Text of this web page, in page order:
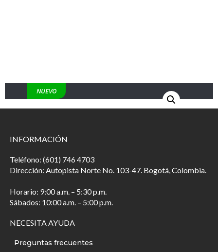
NUEVO
INFORMACIÓN
Teléfono: (601) 746 4703
Dirección: Autopista Norte No. 103-47. Bogotá, Colombia.
Horario: 9:00 a.m. – 5:30 p.m.
Sábados: 10:00 a.m. – 5:00 p.m.
NECESITA AYUDA
Preguntas frecuentes